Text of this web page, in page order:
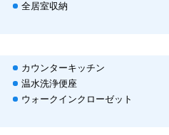
全居室収納
カウンターキッチン
温水洗浄便座
ウォークインクローゼット